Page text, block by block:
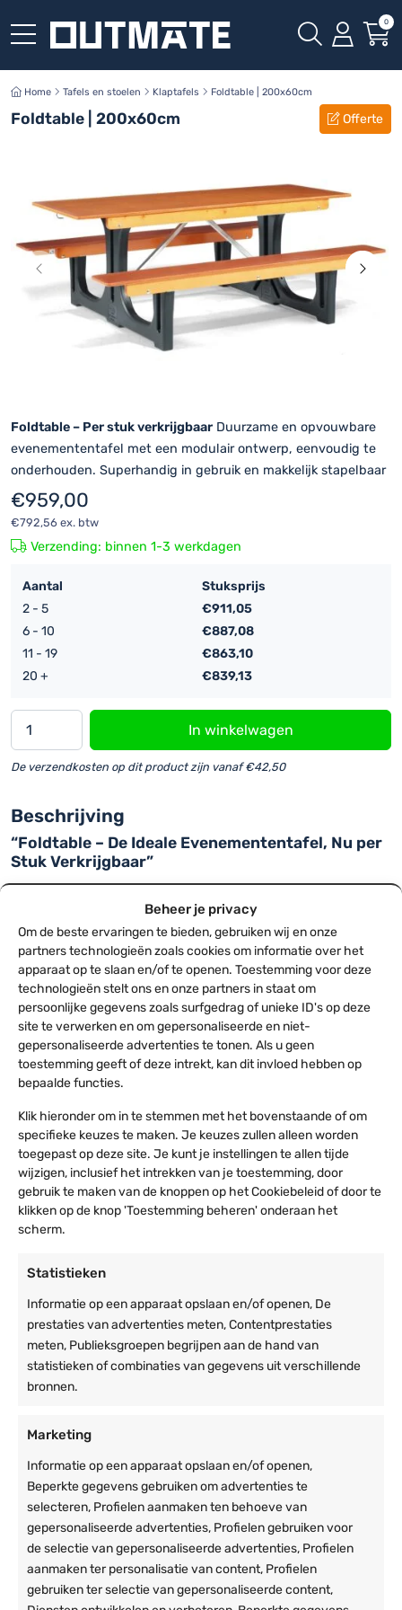
Beheer je privacy
Om de beste ervaringen te bieden, gebruiken wij en onze
partners technologieën zoals cookies om informatie over het
apparaat op te slaan en/of te openen. Toestemming voor deze
technologieën stelt ons en onze partners in staat om
persoonlijke gegevens zoals surfgedrag of unieke ID's op deze
site te verwerken en om gepersonaliseerde en niet-
gepersonaliseerde advertenties te tonen. Als u geen
toestemming geeft of deze intrekt, kan dit invloed hebben op
bepaalde functies.
Klik hieronder om in te stemmen met het bovenstaande of om
specifieke keuzes te maken. Je keuzes zullen alleen worden
toegepast op deze site. Je kunt je instellingen te allen tijde
wijzigen, inclusief het intrekken van je toestemming, door
gebruik te maken van de knoppen op het Cookiebeleid of door te
klikken op de knop 'Toestemming beheren' onderaan het
scherm.
Statistieken
Informatie op een apparaat opslaan en/of openen, De
prestaties van advertenties meten, Contentprestaties
meten, Publieksgroepen begrijpen aan de hand van
statistieken of combinaties van gegevens uit verschillende
bronnen.
Marketing
Informatie op een apparaat opslaan en/of openen,
Beperkte gegevens gebruiken om advertenties te
selecteren, Profielen aanmaken ten behoeve van
gepersonaliseerde advertenties, Profielen gebruiken voor
de selectie van gepersonaliseerde advertenties, Profielen
aanmaken ter personalisatie van content, Profielen
gebruiken ter selectie van gepersonaliseerde content,
0
Home Tafels en stoelen Klaptafels Foldtable | 200x60cm
Foldtable | 200x60cm Offerte
Foldtable – Per stuk verkrijgbaar Duurzame en opvouwbare
evenemententafel met een modulair ontwerp, eenvoudig te
onderhouden. Superhandig in gebruik en makkelijk stapelbaar
€959,00
€792,56 ex. btw
Verzending: binnen 1-3 werkdagen
Aantal
Stuksprijs
2 - 5
€911,05
6 - 10
€887,08
11 - 19
€863,10
20 +
€839,13
200x60cm
In winkelwagen
De verzendkosten op dit product zijn vanaf €42,50
Beschrijving
“Foldtable – De Ideale Evenemententafel, Nu per
Stuk Verkrijgbaar”
DeFoldtablecombineert functionaliteit, duurzaamheid en stijl in
één opvouwbare tafelset. Deze tafel is ontworpen voor
eventorganisatoren en professionals die op zoek zijn naar een
hoogwaardige oplossing voor hun evenementen. Bij ons is de
Foldtableper stuk verkrijgbaar, zodat je altijd precies kunt
bestellen wat je nodig hebt.
Waarom kiezen voor de Foldtable?
Ruimtebesparend en opvouwbaar:Snel in- en uit te
klappen, ideaal voor transport en opslag.
Veelzijdig gebruik:
beurzen, en meer.
Hoogwaardige materialen:Duurzaam, weerbestendig en
bestand tegen intensief gebruik.
Technische specificaties van de Foldtable
Afmetingen uitgeklapt:200 x 135 cm
Afmetingen ingeklapt:
Zitbank:195 x 24 cm
Hoogte tafel:
Zithoogte banken:
45 cm
Gewicht:45 kg
Capaciteit:Geschikt voor 8 personen
De Foldtable biedt plaats aan maximaal 8 personen, wat hem
gewicht van slechts 45 kg is de tafelset gemakkelijk te hanteren,
Verkrijgbaar per stuk of in een handige bok met ruimte voor 10
tafels.
Materiaal en Afwerking van de FOldtable
Tafelblad en zitbladen
De Foldtable is voorzien van
12 mm watervast en exterieur
verlijmd berken multiplex
, een oersterk materiaal dat hard, taai
Lees meer
Gewicht
45 kg
Afmetingen
200 × 135 × 75 cm
Artikelnummer
Hoogte tafel
Lengte bankje
200cm
Hoogte bankje
45cm
Hoogte ingeklapt
11cm
Afmeting
200 x 60m
Specificatie materialen